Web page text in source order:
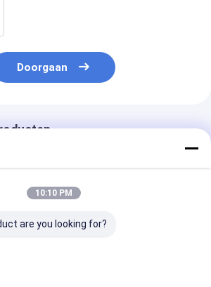
Doorgaan
10:10 PM
are you looking for?